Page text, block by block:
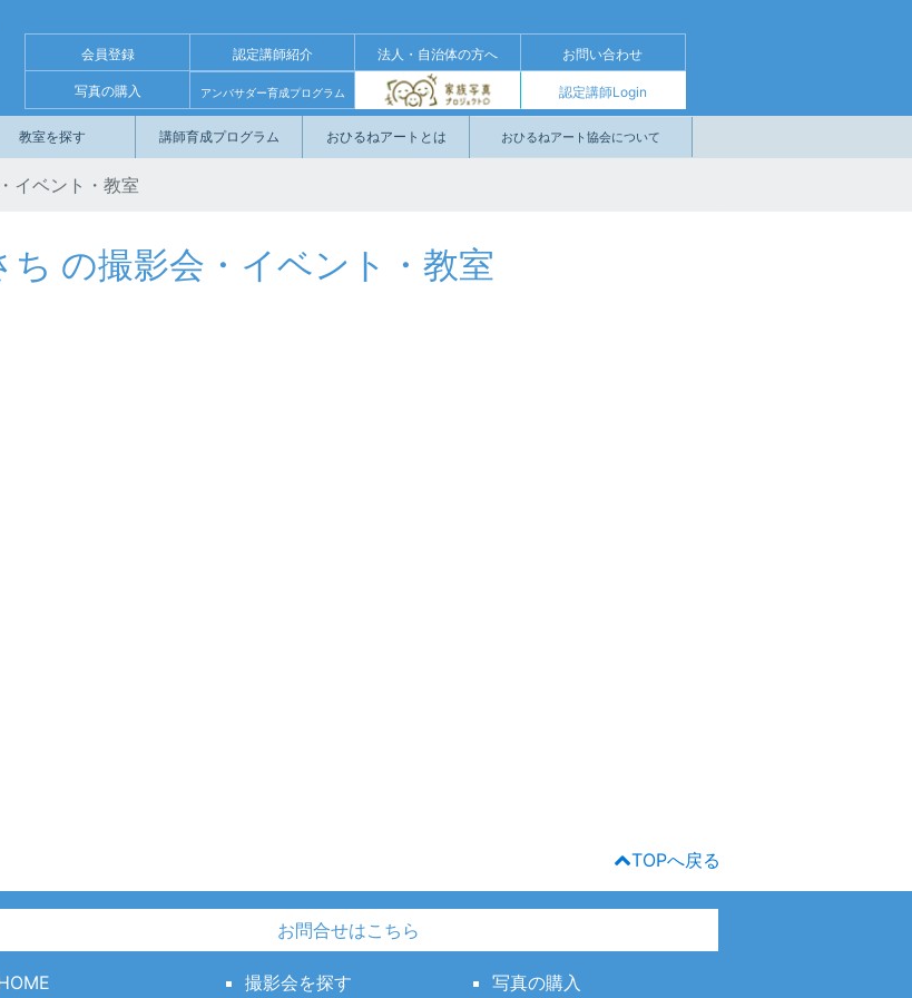
会員登録
認定講師紹介 法⼈・自治体の⽅へ お問い合わせ
写真の購入 アンバサダー育成プログラム 認定講師Login
教室を探す 講師育成プログラム おひるねアートとは おひるねアート協会について
イベント・教室
の撮影会・イベント・教室
TOPへ戻る
お問合せはこちら
撮影会を探す 写真の購入